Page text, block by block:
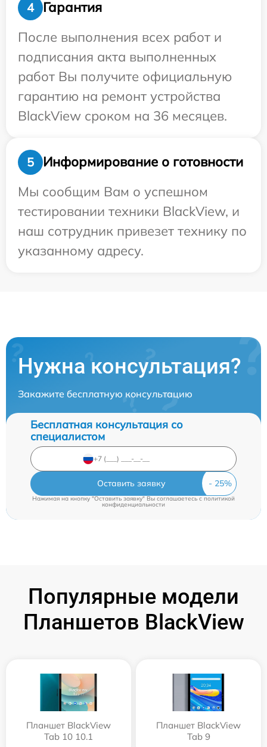
4
Гарантия
После выполнения всех работ и
подписания акта выполненных
работ Вы получите официальную
гарантию на ремонт устройства
BlackView сроком на 36 месяцев.
5
Информирование о готовности
Мы сообщим Вам о успешном
тестировании техники BlackView, и
наш сотрудник привезет технику по
указанному адресу.
Нужна консультация?
Закажите бесплатную консультацию
Бесплатная консультация со
специалистом
Оставить заявку
Нажимая на кнопку "Оставить заявку" Вы соглашаетесь cполитикой
конфиденциальности
Популярные модели
Планшетов BlackView
Планшет BlackView
Tab 10 10.1
Планшет BlackView
Tab 9